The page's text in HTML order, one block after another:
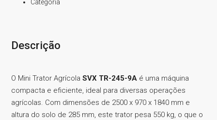
Categoria
Descrição
O Mini Trator Agrícola SVX TR-245-9A é uma máquina
compacta e eficiente, ideal para diversas operações
agrícolas. Com dimensões de 2500 x 970 x 1840 mm e
altura do solo de 285 mm, este trator pesa 550 kg, o que o